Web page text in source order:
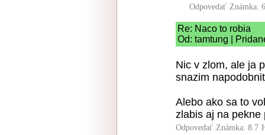
Odpovedať Známka:
Re: Naco to robia
Od: tamtung |
Nic v zlom, ale ja
snazim
Alebo ako sa to
zlabis aj na pekne
Odpovedať Známka: 8.7